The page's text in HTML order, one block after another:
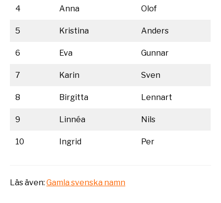
4 Anna Olof
5 Kristina Anders
6 Eva Gunnar
7 Karin Sven
8 Birgitta Lennart
9 Linnéa Nils
10 Ingrid Per
Läs även: Gamla svenska namn